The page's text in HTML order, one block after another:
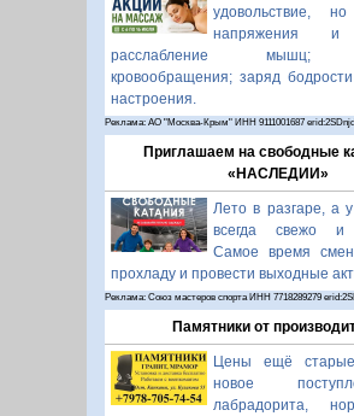
удовольствие,
напряжения и
расслабление мышц;
кровообращения; заряд
настроения.
Реклама: АО "Москва-Крым" ИНН 9111001687
Приглашаем на свободные
«НАСЛЕДИИ»
Лето в разгаре, а
всегда свежо и
Самое время
прохладу и провести выходные
Реклама: Союз мастеров спорта ИНН 7718289279
Памятники от
Цены ещё
новое
лабрадорита,